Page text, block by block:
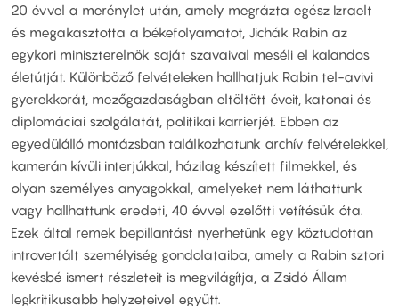
20 évvel a merénylet után, amely megrázta egész Izraelt
és megakasztotta a békefolyamatot, Jichák Rabin az
egykori miniszterelnök saját szavaival meséli el kalandos
életútját. Különböző felvételeken hallhatjuk Rabin tel-avivi
gyerekkorát, mezőgazdaságban eltöltött éveit, katonai és
diplomáciai szolgálatát, politikai karrierjét. Ebben az
egyedülálló montázsban találkozhatunk archív felvételekkel,
kamerán kívüli interjúkkal, házilag készített filmekkel, és
olyan személyes anyagokkal, amelyeket nem láthattunk
vagy hallhattunk eredeti, 40 évvel ezelőtti vetítésük óta.
Ezek által remek bepillantást nyerhetünk egy köztudottan
introvertált személyiség gondolataiba, amely a Rabin sztori
kevésbé ismert részleteit is megvilágítja, a Zsidó Állam
legkritikusabb helyzeteivel együtt.